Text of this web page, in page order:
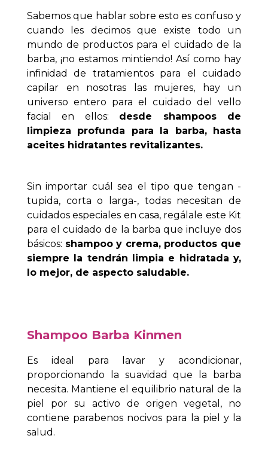
Sabemos que hablar sobre esto es confuso y
cuando les decimos que existe todo un
mundo de productos para el cuidado de la
barba, ¡no estamos mintiendo! Así como hay
infinidad de tratamientos para el cuidado
capilar en nosotras las mujeres, hay un
universo entero para el cuidado del vello
facial en ellos: desde shampoos de
limpieza profunda para la barba, hasta
aceites hidratantes revitalizantes.
Sin importar cuál sea el tipo que tengan -
tupida, corta o larga-, todas necesitan de
cuidados especiales en casa, regálale este Kit
para el cuidado de la barba que incluye dos
básicos: shampoo y crema, productos que
siempre la tendrán limpia e hidratada y,
lo mejor, de aspecto saludable.
Shampoo Barba Kinmen
Es ideal para lavar y acondicionar,
proporcionando la suavidad que la barba
necesita. Mantiene el equilibrio natural de la
piel por su activo de origen vegetal, no
contiene parabenos nocivos para la piel y la
salud.